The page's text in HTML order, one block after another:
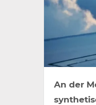
An der